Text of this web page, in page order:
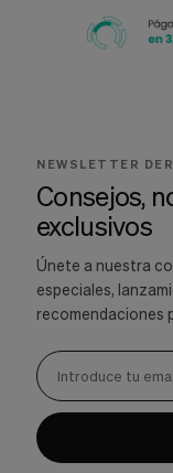
NEWSLETTER
Consejos,
exclusivos
Únete a nuestra
especiales,
recomendaciones